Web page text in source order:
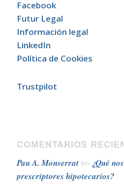
Facebook
Futur Legal
Información legal
LinkedIn
Política de Cookies
Trustpilot
COMENTARIOS
Pau A. Monserraten ¿Qué
prescriptores hipotecarios?